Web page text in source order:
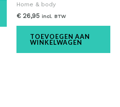
Home & body
€26,95 incl. BTW
TOEVOEGEN AAN
WINKELWAGEN